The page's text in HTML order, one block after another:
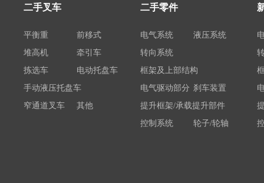
二手叉车
平衡重
前移式
堆高机
牵引车
拣选车
电动托盘车
手动液压托盘车
窄通道叉车
其他
二手零件
电气系统
液压系统
转向系统
框架及上部结构
电气驱动部分 刹车装置
提升框架/承载提升部件
控制系统
轮子/轮轴